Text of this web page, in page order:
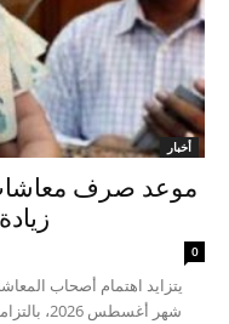
أخبار
زيادة 15% وطرق الحصول على...
0
يتزايد اهتمام أصحاب
شهر